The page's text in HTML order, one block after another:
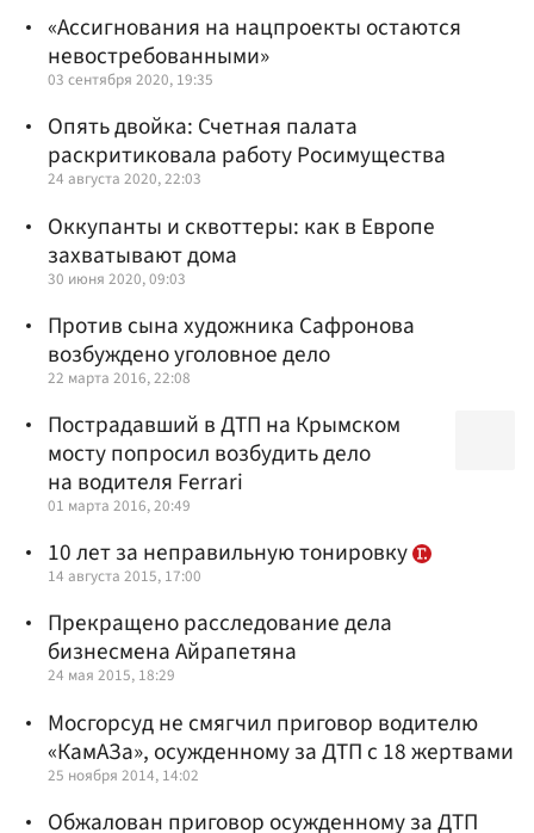
«Ассигнования на нацпроекты остаются
невостребованными»
03 сентября 2020, 19:35
Опять двойка: Счетная палата
раскритиковала работу Росимущества
24 августа 2020, 22:03
Оккупанты и сквоттеры: как в Европе
захватывают дома
30 июня 2020, 09:03
Против сына художника Сафронова
возбуждено уголовное дело
22 марта 2016, 22:08
Пострадавший в ДТП на Крымском
мосту попросил возбудить дело
на водителя Ferrari
01 марта 2016, 20:49
10 лет за неправильную тонировку
14 августа 2015, 17:00
Прекращено расследование дела
бизнесмена Айрапетяна
24 мая 2015, 18:29
Мосгорсуд не смягчил приговор водителю
«КамАЗа», осужденному за ДТП с 18 жертвами
25 ноября 2014, 14:02
Обжалован приговор осужденному за ДТП